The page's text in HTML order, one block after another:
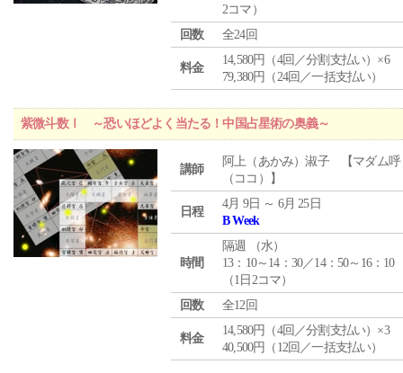
2コマ）
回数
全24回
料金
14,580円（4回／分割支払い）×6
79,380円（24回／一括支払い）
紫微斗数Ⅰ ～恐いほどよく当たる！中国占星術の奥義～
講師
阿上（あかみ）淑子 【マダム呼
（ココ）】
日程
4月 9日 ～ 6月 25日
B Week
時間
隔週 （水）
13：10～14：30／14：50～16：10
（1日2コマ）
回数
全12回
料金
14,580円（4回／分割支払い）×3
40,500円（12回／一括支払い）